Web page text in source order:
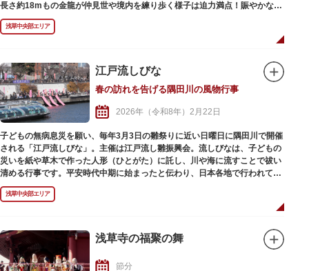
長さ約18mもの金龍が仲見世や境内を練り歩く様子は迫力満点！賑やかなお
囃子とともに、勇ましく、力強く、まるで生きているかのように華やかな舞
が繰り広げられます。行列の先頭を歩くのは、観音様を象徴する「蓮華珠
（れんげしゅ）」。蓮華珠を守護する88kgの金龍を、8人で自在に操る巧み
浅草中央部エリア
江戸流しびな
春の訪れを告げる隅田川の風物行事
2026年（令和8年）2月22日
子どもの無病息災を願い、毎年3月3日の雛祭りに近い日曜日に隅田川で開催
される「江戸流しびな」。主催は江戸流し雛振興会。流しびなは、子どもの
災いを紙や草木で作った人形（ひとがた）に託し、川や海に流すことで祓い
清める行事です。平安時代中期に始まったと伝わり、日本各地で行われてい
ます。
２年振りに開催される第40回（2025年2月23日）当日は、正面に東京スカイ
れぞれの願いを記した「流しびな」を流します。受付開始は11：00から。先
着200名には特製雛あられをプレゼント。護岸が高いため、特設の滑り台を
使って「流しびな」を水面に浮かべます。
浅草中央部エリア
浅草寺の福聚の舞
節分